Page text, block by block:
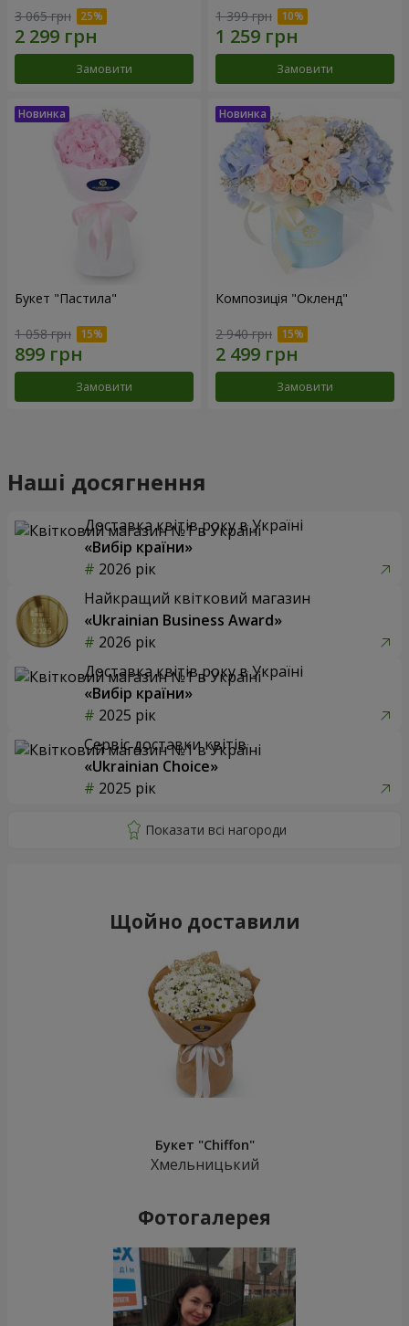
3 065 грн
Замовити
1 399 грн
Замовити
Букет "Пастила"
1 058 грн
Замовити
Композиція "Окленд"
2 940 грн
Замовити
Наші досягнення
Доставка квітів року в Україні
«Вибір країни»
2026 рік
Найкращий квітковий магазин
«Ukrainian Business Award»
2026 рік
Доставка квітів року в Україні
«Вибір країни»
2025 рік
Сервіс доставки квітів
«Ukrainian Choice»
2025 рік
Щойно доставили
Букет "Chiffon"
Хмельницький
Фотогалерея